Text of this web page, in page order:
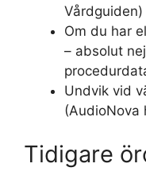
Vårdguiden)
Om du har
– absolut
Undvik vid
(AudioNova
Tidigare